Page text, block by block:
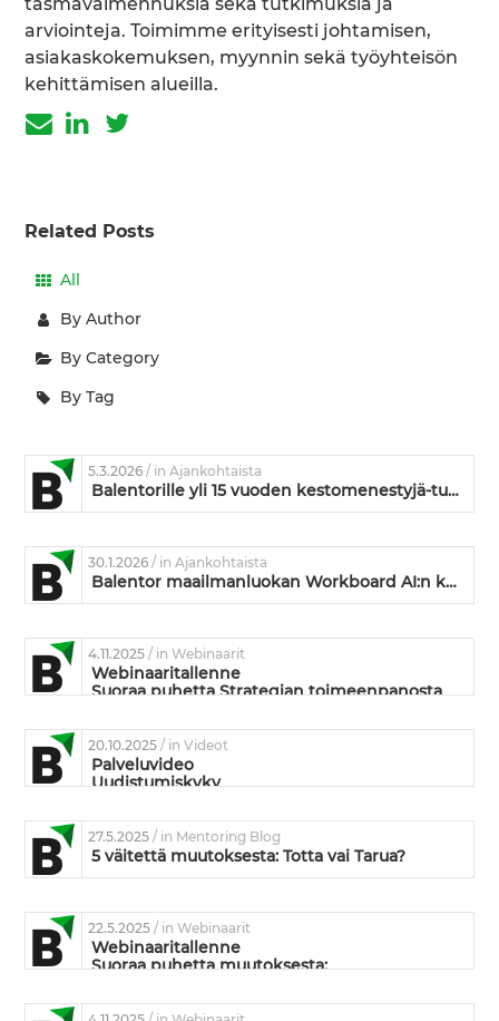
täsmävalmennuksia sekä tutkimuksia ja
arviointeja. Toimimme erityisesti johtamisen,
asiakaskokemuksen, myynnin sekä työyhteisön
kehittämisen alueilla.
Related Posts
All
By Author
By Category
By Tag
5.3.2026/ in Ajankohtaista
Balentorille yli 15 vuoden kestomenestyjä-tunnustus
30.1.2026/ in Ajankohtaista
Balentor maailmanluokan Workboard AI:n kumppaniksi
4.11.2025/ in Webinaarit
Webinaaritallenne
Suoraa puhetta Strategian toimeenpanosta
20.10.2025/ in Videot
Palveluvideo
Uudistumiskyky
27.5.2025/ in Mentoring Blog
5 väitettä muutoksesta: Totta vai Tarua?
22.5.2025/ in Webinaarit
Webinaaritallenne
Suoraa puhetta muutoksesta: